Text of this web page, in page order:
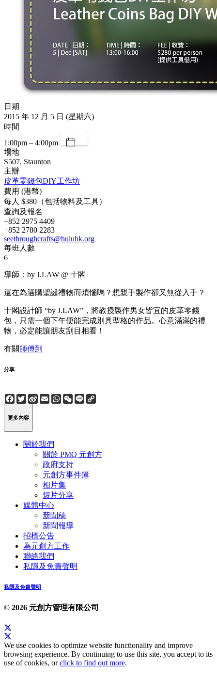
日期
2015 年 12 月 5 日 (星期六)
時間
1:00pm – 4:00pm
場地
S507, Staunton
主辦
皮革零錢包DIY工作坊
費用 (港幣)
每人 $380（包括物料及工具）
查詢及報名
+852 2975 4409
+852 2780 2283
seethroughcrafts@huluhk.org
每班人數
6
導師：by J.LAW @ 十閣
還在為選購聖誕禮物而煩惱嗎？想親手製作卻又無從入手？
十閣設計師 “by J.LAW”，將教授製作男女皆宜的皮革零錢
包，只需一個下午便能完成別具型格的作品。心意滿滿的禮
物，必定能讓朋友刮目相看！
有關師傅到
分享
Facebook
Twitter
Sina
Weibo
EmailWhatsApp
WeChat
Line
更多內容
關於我們
關於 PMQ 元創方
政府支持
元創方事件簿
相片集
短片分享
媒體中心
新聞稿
新聞報導
招標公告
為元創方工作
聯絡我們
私隱及免責聲明
私隱及免責聲明
© 2026 元創方管理有限公司
We use cookies to optimize website functionality and improve
browsing experience. By continuing to use this site, you accept to its
use of cookies, orclick to find out more.